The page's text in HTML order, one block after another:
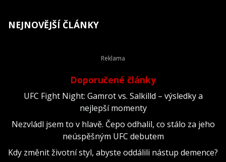
NEJNOVĚJŠÍ ČLÁNKY
Doporučené články
UFC Fight Night: Gamrot vs. Salkilld – výsledky a
nejlepší momenty
Nezvládl jsem to v hlavě. Čepo odhalil, co stálo za jeho
neúspěšným UFC debutem
Kdy změnit životní styl, abyste oddálili nástup demence?